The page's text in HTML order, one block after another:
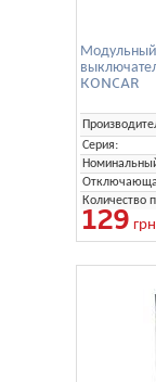
KONCAR
Серия:
Количество
129 грн